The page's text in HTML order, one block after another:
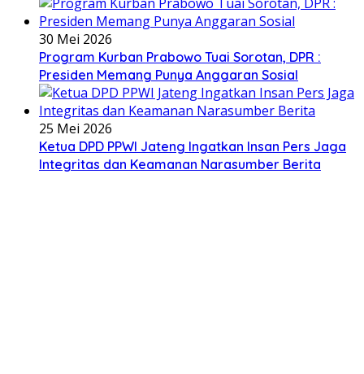
30 Mei 2026
Program Kurban Prabowo Tuai Sorotan, DPR :
Presiden Memang Punya Anggaran Sosial
25 Mei 2026
Ketua DPD PPWI Jateng Ingatkan Insan Pers Jaga
Integritas dan Keamanan Narasumber Berita